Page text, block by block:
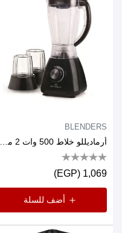
BLENDERS
1,069 (EGP)
أضف للسلة